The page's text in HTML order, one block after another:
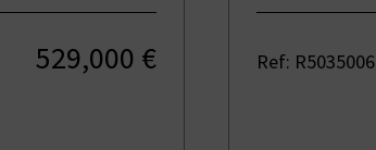
529,000 € Ref: R5035006